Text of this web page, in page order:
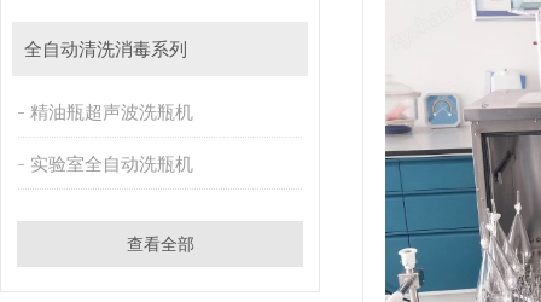
全自动清洗消毒系列
精油瓶超声波洗瓶机
实验室全自动洗瓶机
查看全部